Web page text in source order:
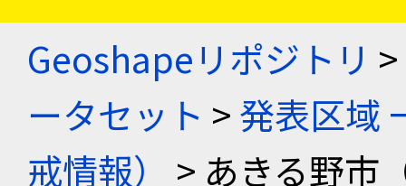
Geoshapeリポジトリ >
ータセット >発表区域
戒情報）
> あきる野市